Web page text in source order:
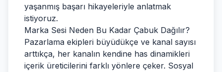
yaşanmış başarı hikayeleriyle anlatmak
istiyoruz.
Marka Sesi Neden Bu Kadar Çabuk Dağılır?
Pazarlama ekipleri büyüdükçe ve kanal sayısı
arttıkça, her kanalın kendine has dinamikleri
içerik üreticilerini farklı yönlere çeker. Sosyal